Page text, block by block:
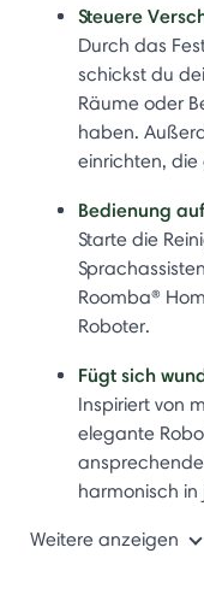
Steuere
Durch das
schickst du
Räume oder
haben.
einrichten, die
Bedienung
Starte die
Roomba®
Roboter.
Fügt sich
Inspiriert von
elegante
harmonisch
Weitere anzeigen